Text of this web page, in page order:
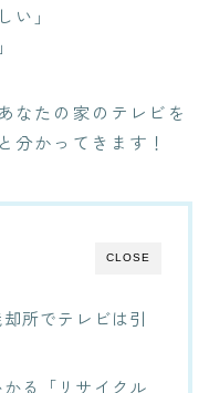
い」
なたの家のテレビを
分かってきます！
CLOSE
所でテレビは引
かる「リサイクル